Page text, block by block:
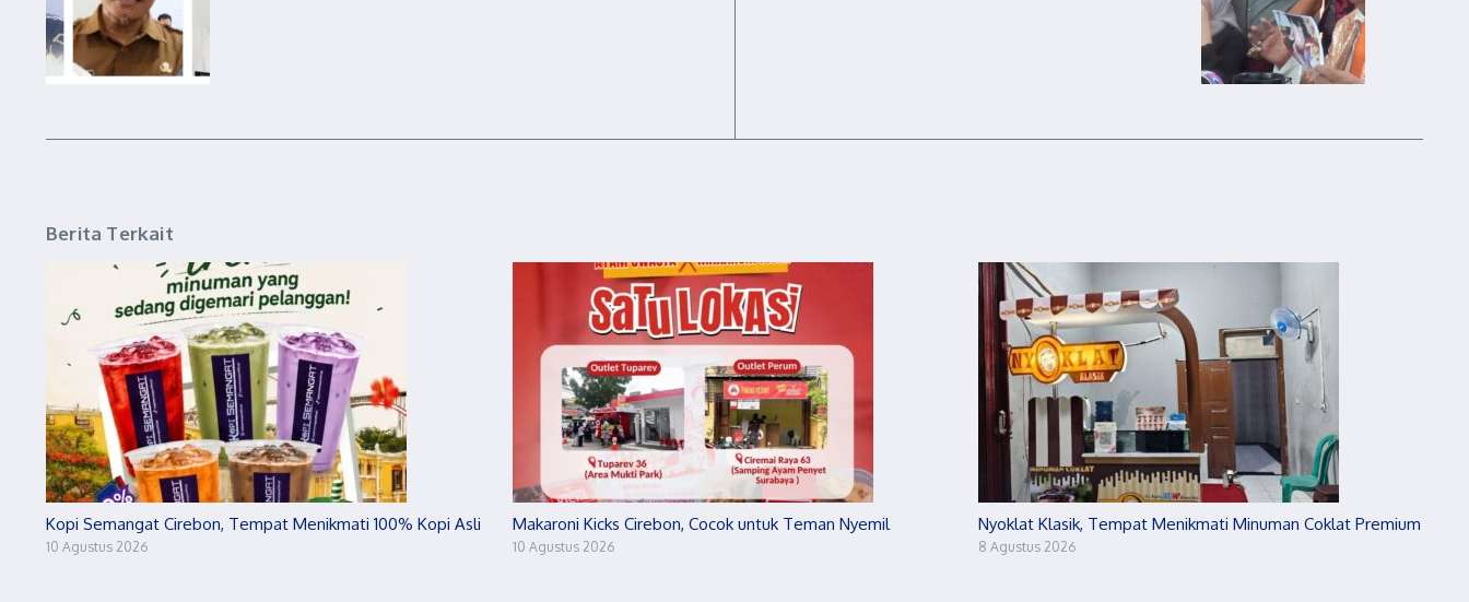
Berita Terkait
Kopi Semangat Cirebon, Tempat Menikmati 100% Kopi Asli
10 Agustus 2026
Makaroni Kicks Cirebon, Cocok untuk Teman Nyemil
10 Agustus 2026
Nyoklat Klasik, Tempat Menikmati Minuman Coklat Premium
8 Agustus 2026